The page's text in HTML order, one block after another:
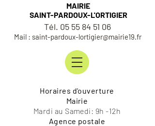
MAIRIE
SAINT-PARDOUX-L'ORTIGIER
Tél. 05 55 84 51 06
Mail : saint-pardoux-lortigier@mairie19.fr
Horaires d'ouverture
Mairie
Mardi au Samedi: 9h -12h
Agence postale